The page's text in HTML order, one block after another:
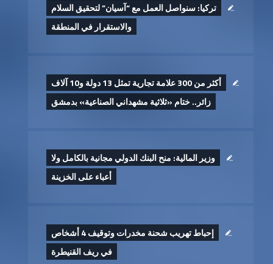
تركيا: سنواصل العمل مع “آسيان” لتحقيق السلام
والاستقرار في المنطقة
أكثر من 300 علامة تجارية تمثل 13 دولة و10 آلاف
زائر.. ختام «ثلاثية مشهداني الصناعية» بدمشق
وزير المالية: منح البنك الدولي مجانية بالكامل ولا
أعباء على الخزينة
إحباط تهريب شحنة مخدرات وتوقيف 4 أشخاص
في ريف القنيطرة